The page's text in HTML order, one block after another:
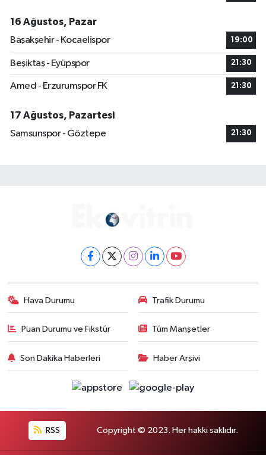
16 Ağustos, Pazar
Başakşehir - Kocaelispor
19:00
Beşiktaş - Eyüpspor 21:30
Amed - Erzurumspor FK 21:30
17 Ağustos, Pazartesi
Samsunspor - Göztepe
21:30
Hava Durumu Trafik Durumu
Puan Durumu ve Fikstür Tüm Manşetler
Son Dakika Haberleri Haber Arşivi
RSS Copyright © 2023. Her hakkı saklıdır.